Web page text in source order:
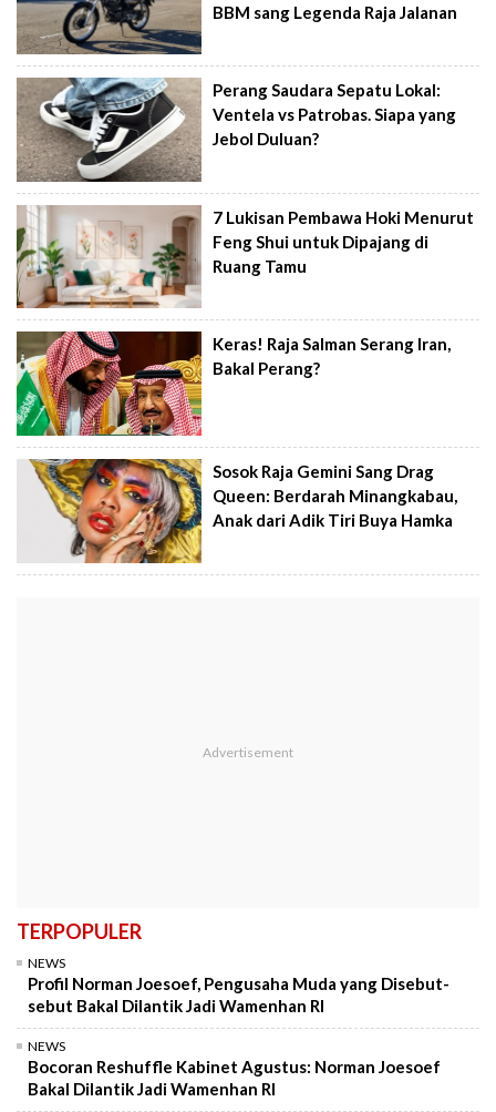
BBM sang Legenda Raja Jalanan
Perang Saudara Sepatu Lokal:
Ventela vs Patrobas. Siapa yang
Jebol Duluan?
7 Lukisan Pembawa Hoki Menurut
Feng Shui untuk Dipajang di
Ruang Tamu
Keras! Raja Salman Serang Iran,
Bakal Perang?
Sosok Raja Gemini Sang Drag
Queen: Berdarah Minangkabau,
Anak dari Adik Tiri Buya Hamka
TERPOPULER
NEWS
Profil Norman Joesoef, Pengusaha Muda yang Disebut-
sebut Bakal Dilantik Jadi Wamenhan RI
NEWS
Bocoran Reshuffle Kabinet Agustus: Norman Joesoef
Bakal Dilantik Jadi Wamenhan RI